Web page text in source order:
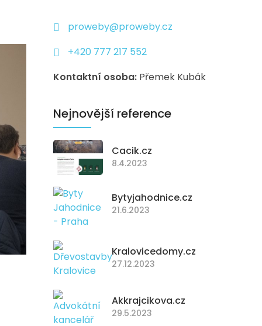
proweby@proweby.cz
+420 777 217 552
Kontaktní osoba: Přemek Kubák
Nejnovější reference
Cacik.cz
8.4.2023
Bytyjahodnice.cz
21.6.2023
Kralovicedomy.cz
27.12.2023
Akkrajcikova.cz
29.5.2023